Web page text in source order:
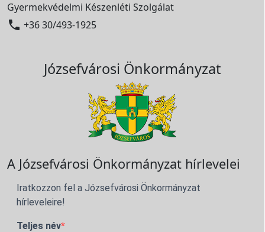
Gyermekvédelmi Készenléti Szolgálat
 +36 30/493-1925
Józsefvárosi Önkormányzat
A Józsefvárosi Önkormányzat hírlevelei
Iratkozzon fel a Józsefvárosi Önkormányzat
hírleveleire!
Teljes név